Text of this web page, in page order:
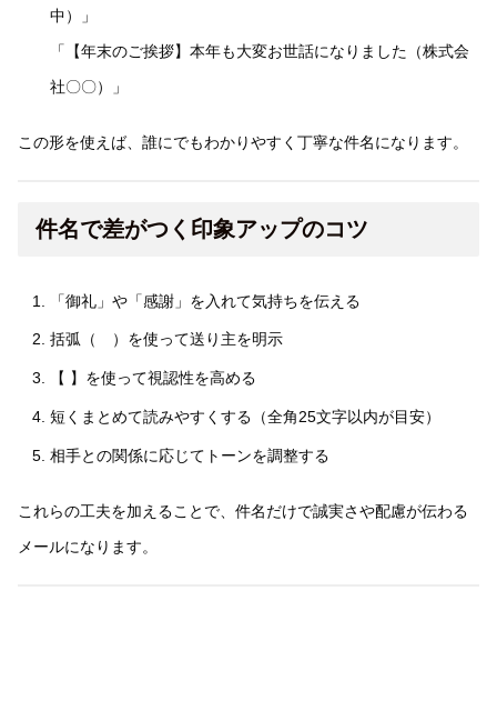
中）」
「【年末のご挨拶】本年も大変お世話になりました（株式会
社〇〇）」
この形を使えば、誰にでもわかりやすく丁寧な件名になります。
件名で差がつく印象アップのコツ
「御礼」や「感謝」を入れて気持ちを伝える
括弧（ ）を使って送り主を明示
【 】を使って視認性を高める
短くまとめて読みやすくする（全角25文字以内が目安）
相手との関係に応じてトーンを調整する
これらの工夫を加えることで、件名だけで誠実さや配慮が伝わる
メールになります。